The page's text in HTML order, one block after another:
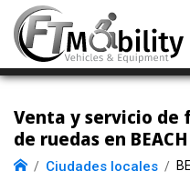
Venta y servicio de
de ruedas en
Ciudades locales